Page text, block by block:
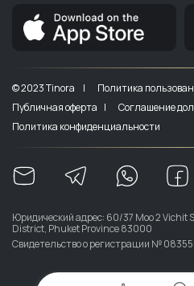
© 2023 Tinora |
Политика
Публичная оферта |
Соглашение
Политика конфиденциальности
Юридический адрес: 60/37 Moo 2
District, Phuket Province 83000
Свидетельство о регистрации №